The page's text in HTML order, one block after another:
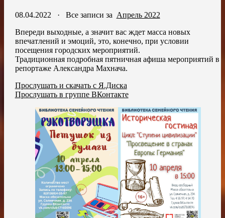
08.04.2022 · Все записи за Апрель 2022
Впереди выходные, а значит вас ждет масса новых
впечатлений и эмоций, это, конечно, при условии
посещения городских мероприятий.
Традиционная подробная пятничная афиша мероприятий в
репортаже Александра Махнача.
Прослушать и скачать с Я.Диска
Прослушать в группе ВКонтакте